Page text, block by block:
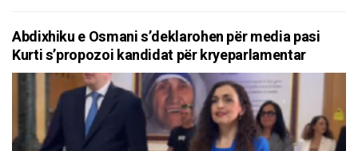
Abdixhiku e Osmani s’deklarohen për media pasi
Kurti s’propozoi kandidat për kryeparlamentar